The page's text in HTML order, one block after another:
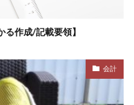
作成/記載要領】
会計